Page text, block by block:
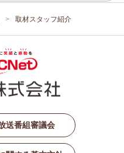
取材スタッフ紹介
送番組審議会